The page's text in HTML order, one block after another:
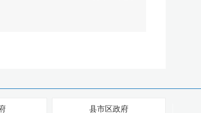
县市区政府